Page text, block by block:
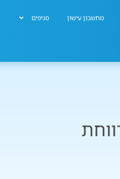
מחשבון עישון סניפים